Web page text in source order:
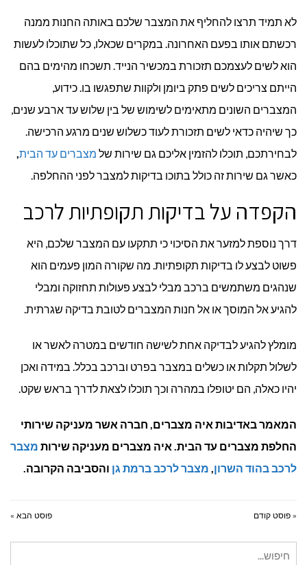
לא תמיד תרצו להחליף את המצבר שלכם באותה החנות ממנה
רכשתם אותו בפעם האחרונה. במקרים שכאלו, כל שתוכלו לעשות
הוא לשים לעצמכם תזכורת במכשיר הנייד. תשכחו מהימים בהם
הייתם צריכים לשים פתק ביומן ולקוות שתפגשו בו. כידוע,
המצברים השונים מתאימים לשימוש של בין שלוש עד ארבע שנים,
כך שיהיה כדאי לשים תזכורת לעוד כשלוש שנים מרגע הרכישה.
לבחירתכם, תוכלו להזמין אליכם גם שירות של מצברים עד הבית
כאשר גם שירות זה כולל בתוכו בדיקות למצבר לפני ההחלפה.
הקפדה על בדיקות תקופתיות לרכב
דרך נוספת למזער את הסיכוי כי תתקעו עם המצבר שלכם, היא
פשוט לבצע לו בדיקות תקופתיות. מה שקורה המון פעמים הוא
שנהגים משתמשים ברכב מבלי לבצע פעולות תחזוקה ומבלי
להגיע אל המוסך או אל חנות המצברים לטובת בדיקה שגרתית.
מומלץ להגיע לבדיקה אחת לשישה חודשים במטרה לאשר או
לשלול תקלות או כשלים במצבר בפרט וברכב בכלל. במידה ואכן
יהיו כאלה, הם יטופלו במהרה וכך תוכלו לצאת לדרך בראש שקט.
המאמר באדיבות איה מצברים, חברה אשר מעניקה שירותי
החלפת מצברים עד הבית. איה מצברים מעניקה שירות מצבר
לרכב בהוד השרון מצבר לרכב ברמת גן והסביבה הקרובה.
« פוסט קודם פוסט הבא »